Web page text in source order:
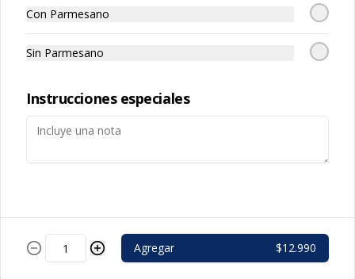
Palitos
Calzon Nutella
Pizza frita dulce rellena con Nutella,
Con Parmesano
Sin Parmesano
Instrucciones especiales
Agregar $12.990